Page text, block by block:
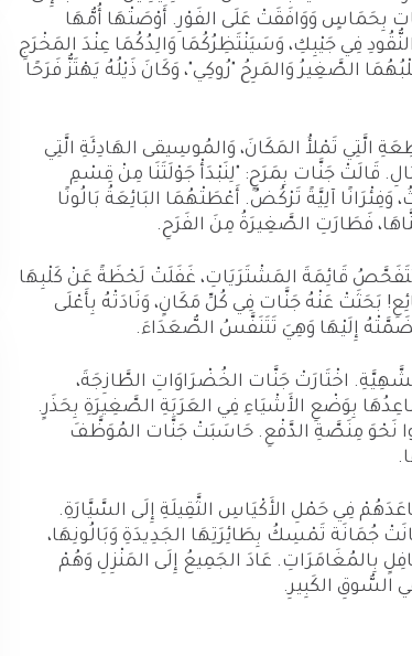
بِحَمَاسٍ وَوَافَقَتْ عَلَى الفَوْرِ. أَوْصَتْهَا أُمُّهَا
فِي جَيْبِكِ، وَسَيَنْتَظِرُكُمَا وَالِدُكُمَا عِنْدَ المَخْرَجِ
الصَّغِيرُ وَالمَرِحُ "رُوكِي"، وَكَانَ ذَيْلُهُ يَهْتَزُّ فَرَحًا
الَّتِي تَمْلأُ المَكَانَ، وَالمُوسِيقى الهَادِئَةِ الَّتِي
قَالَتْ جَنَّات بِمَرَحٍ: "لِنَبْدَأْ جَوْلَتَنَا مِنْ قِسْمِ
آلِيَّةً تَرْكُضُ. أَعْطَتْهُمَا البَائِعَةُ بَالُونًا
فَطَارَتِ الصَّغِيرَةُ مِنَ الفَرَحِ.
تَتَفَحَّصُ قَائِمَةَ المَشْتَرَيَاتِ، غَفَلَتْ لَحْظَةً عَنْ كَلْبِهَا
بَحَثَتْ عَنْهُ جَنَّات فِي كُلِّ مَكَانٍ، وَنَادَتْهُ بِأَعْلَى
إِلَيْهَا وَهِيَ تَتَنَفَّسُ الصُّعَدَاءَ.
اخْتَارَتْ جَنَّات الخُضْرَاوَاتِ الطَّازِجَةَ،
بِوَضْعِ الأَشْيَاءِ فِي العَرَبَةِ الصَّغِيرَةِ بِحَذَرٍ.
نَحْوَ مِنَصَّةِ الدَّفْعِ. حَاسَبَتْ جَنَّات المُوَظَّفَ
فِي حَمْلِ الأَكْيَاسِ الثَّقِيلَةِ إِلَى السَّيَّارَةِ.
جُمَانَة تَمْسِكُ بِطَائِرَتِهَا الجَدِيدَةِ وَبَالُونِهَا،
بِالمُغَامَرَاتِ. عَادَ الجَمِيعُ إِلَى المَنْزِلِ وَهُمْ
السُّوقِ الكَبِيرِ.